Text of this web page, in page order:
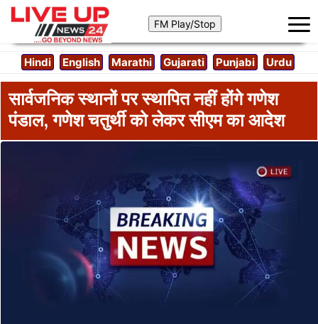
Hindi English Marathi Gujarati Punjabi Urdu
सार्वजनिक स्थानों पर स्थापित नहीं होंगे गणेश
पंडाल, गणेश चतुर्थी को लेकर सीएम का आदेश